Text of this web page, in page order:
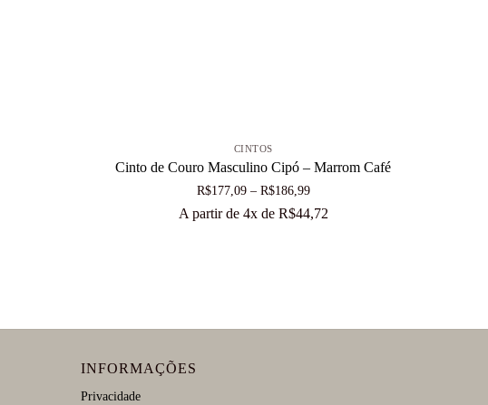
CINTOS
Cinto de Couro Masculino Cipó – Marrom Café
R$177,09 – R$186,99Faixa
de
A partir de 4x de R$44,72
INFORMAÇÕES
Privacidade